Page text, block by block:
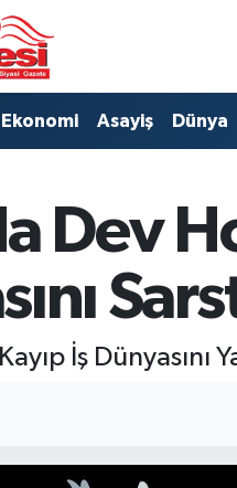
Ekonomi Asayiş Dünya
Dev
İş Dünyasını